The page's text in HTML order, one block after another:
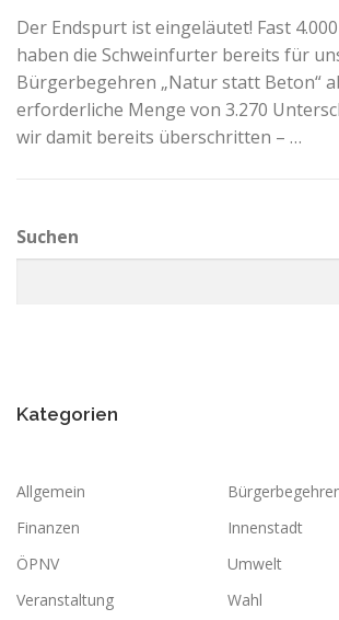
Der Endspurt ist eingeläutet! Fast
haben die Schweinfurter bereits für
Bürgerbegehren „Natur statt Beton“
erforderliche Menge von 3.270
wir damit bereits überschritten – …
Suchen
Kategorien
Allgemein
Finanzen
Innenstadt
ÖPNV
Umwelt
Veranstaltung
Wahl